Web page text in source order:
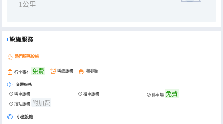
1公里
設施服務
熱門服務設施
行李寄存 免費 叫醒服務 咖啡廳
交通服務
叫車服務 租車服務 停車場 免費
接站服務 附加费
小童設施